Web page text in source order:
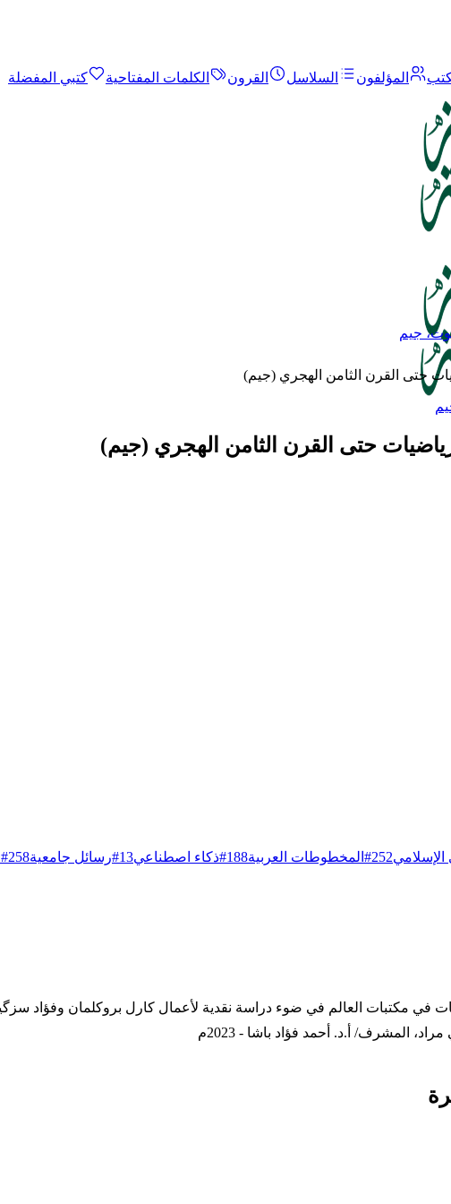
المؤلفون السلاسل القرون الكلمات المفتاحية
كتبي المفضلة
جيم
حتى القرن الثامن الهجري (جيم)
حتى القرن الثامن الهجري (جيم)
الإسلامي252
# المخطوطات العربية188
#ذكاء اصطناعي13
#رسائل جامعية258
#
المشرف/ أ.د. أحمد فؤاد باشا - 2023م